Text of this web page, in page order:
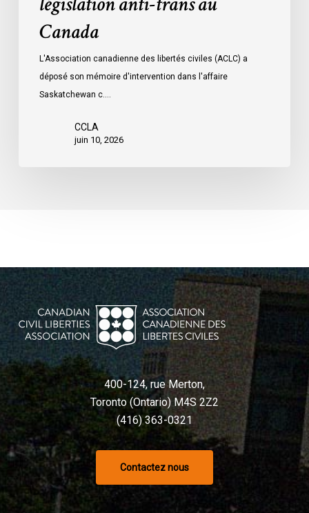
Canada
L'Association canadienne des libertés civiles (ACLC) a
déposé son mémoire d'intervention dans l'affaire
Saskatchewan c.…
CCLA
juin 10, 2026
400-124, rue Merton,
Toronto (Ontario) M4S 2Z2
(416) 363-0321
Contactez nous